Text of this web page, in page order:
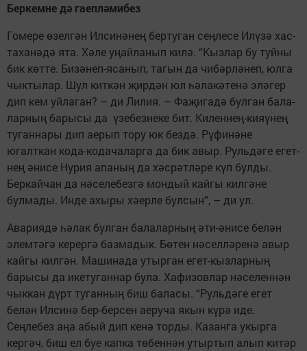
Беркемне дә гаепләмибез
Гомере өзелгән Илсинәнең бертуган сеңлесе Илүзә хас­
таха­нәдә ята. Хәле уңайланып килә. “Кызлар бу туйны
бик көтте. Бизәнеп-ясанып, тагын да чибәр­ләнеп, юлга
чыктылар. Шул киткән җирдән юл һәлакәтенә эләгер
дип кем уйлаган? – ди Лилия. – Фаҗигадә булган бала­
лар­ның барысы да үзебез­неке бит. Килен­нең-кияүнең
туганнары дип аерып тору юк бездә. Рүфи­нәне
югалткан кода-кода­ча­ларга да бик авыр. Руль­дәге егет­
нең әнисе Ну­рия апаның да хәсрәт­ләре күп булды.
Беркайчан да нәселебезгә мондый кайгы килгәне
булмады. Инде ахыры хәерле булсын”, – ди ул.
Авариядә һәлак булган ба­ла­ларның әти-әнисе белән
элем­тәгә керергә базмадык. Бөтен нәсел­ләренә авыр
кайгы килгән. Машинада утырган егет-кыз­ларның
барысы да икетуганнар була. Хафизовлар нәселеннән
чыккан дүрт туганның биш баласы. “Рульдәге егет
белән Илсинә бер-берсен аеруча якын күрә иде.
Сеңлебез аңа абый дип кенә торды. Казанга укырга
кергәч, биш ел буе капка төбеннән утыртып алып китәр